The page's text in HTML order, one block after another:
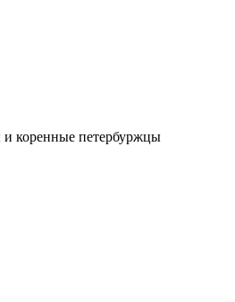
коренные петербуржцы